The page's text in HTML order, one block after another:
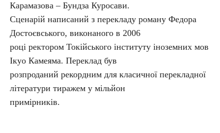
Карамазова – Бундза Куросави.
Сценарій написаний з перекладу роману Федора
Достоєвського, виконаного в 2006
році ректором Токійського інституту іноземних мов
Ікуо Камеяма. Переклад був
розпроданий рекордним для класичної перекладної
літератури тиражем у мільйон
примірників.